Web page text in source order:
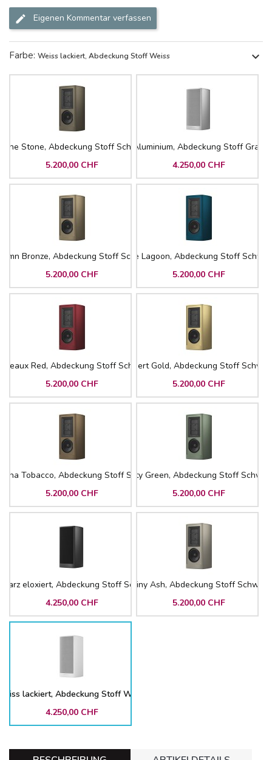
Eigenen Kommentar verfassen
Farbe: Weiss lackiert, Abdeckung Stoff Weiss expand_more
Stone, Abdeckung Stoff Schwarz
5.200,00 CHF
Aluminium, Abdeckung Stoff Grau
4.250,00 CHF
Bronze, Abdeckung Stoff Schwarz
5.200,00 CHF
Blue Lagoon, Abdeckung Stoff
5.200,00 CHF
Red, Abdeckung Stoff Schwarz
5.200,00 CHF
Desert Gold, Abdeckung Stoff
5.200,00 CHF
Tobacco, Abdeckung Stoff Schwarz
5.200,00 CHF
Misty Green, Abdeckung Stoff
5.200,00 CHF
eloxiert, Abdeckung Stoff Schwarz
4.250,00 CHF
Shiny Ash, Abdeckung Stoff Schwarz
5.200,00 CHF
lackiert, Abdeckung Stoff Weiss
4.250,00 CHF